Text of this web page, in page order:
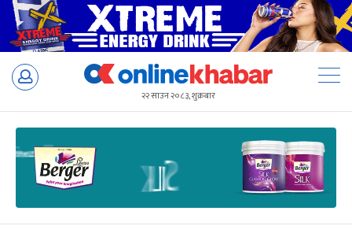
Skip
२२ साउन २०८३, शुक्रबार